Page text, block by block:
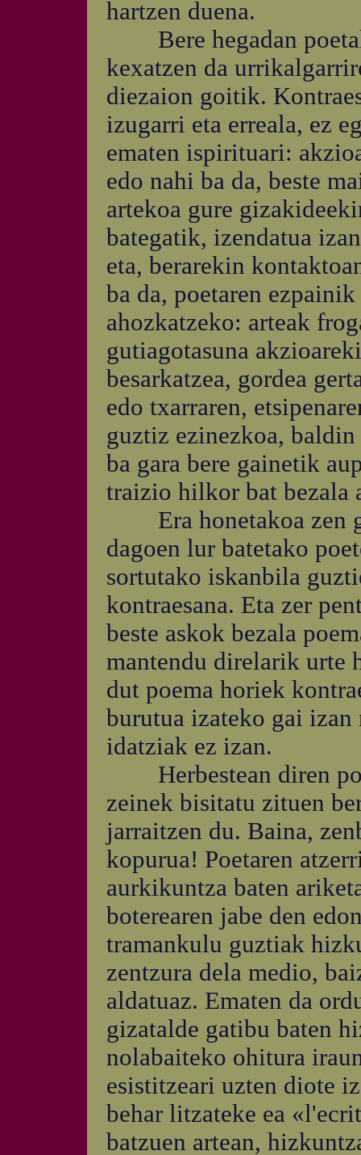
hartzen duena.
Bere hegadan
kexatzen da
diezaion goitik.
izugarri eta erreala, ez
ematen ispirituari:
edo nahi ba da, beste
artekoa gure
bategatik, izendatua
eta, berarekin
ba da, poetaren
ahozkatzeko: arteak
gutiagotasuna
besarkatzea, gordea
edo txarraren,
guztiz ezinezkoa,
ba gara bere gainetik
traizio hilkor bat bezala
Era honetakoa zen
dagoen lur batetako
sortutako iskanbila
kontraesana. Eta zer
beste askok bezala
mantendu direlarik urte
dut poema horiek
burutua izateko gai
idatziak ez izan.
Herbestean diren
zeinek bisitatu zituen
jarraitzen du. Baina,
kopurua! Poetaren
aurkikuntza baten
boterearen jabe den
tramankulu guztiak
zentzura dela medio,
aldatuaz. Ematen da
gizatalde gatibu baten
nolabaiteko ohitura
esistitzeari uzten diote
behar litzateke ea
batzuen artean,